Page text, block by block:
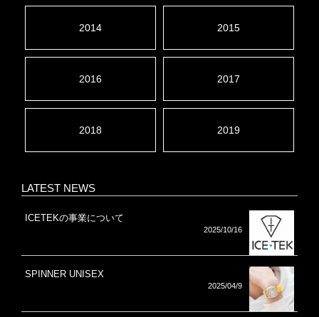
2014 2015
2016 2017
2018 2019
LATEST NEWS
ICETEKの事業について
2025/10/16
SPINNER UNISEX
2025/04/9